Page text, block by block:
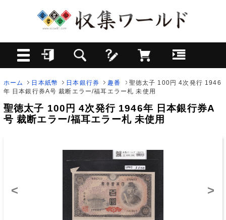
ホーム 日本紙幣 日本銀行券 趣番
聖徳太子 100円 4次発行 1946
年 日本銀行券A号 裁断エラー/福耳エラー札 未使用
聖徳太子 100円 4次発行 1946年 日本銀行券A
号 裁断エラー/福耳エラー札 未使用
< >